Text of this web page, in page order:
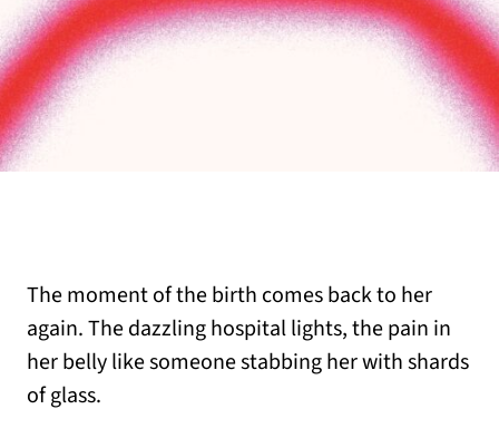
The moment of the birth comes back to her
again. The dazzling hospital lights, the pain in
her belly like someone stabbing her with shards
of glass.